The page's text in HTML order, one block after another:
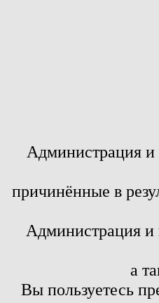
Администрация и
причинённые в
Администрация и
а
Вы пользуетесь